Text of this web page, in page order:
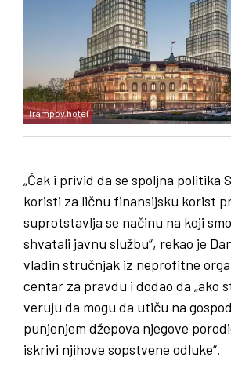
Trampov hotel
„Čak i privid da se spoljna politika
koristi za ličnu finansijsku korist
suprotstavlja se načinu na koji
shvatali javnu službu“, rekao je
vladin stručnjak iz neprofitne
centar za pravdu i dodao da „ako
veruju da mogu da utiču na
punjenjem džepova njegove
iskrivi njihove sopstvene odluke“.